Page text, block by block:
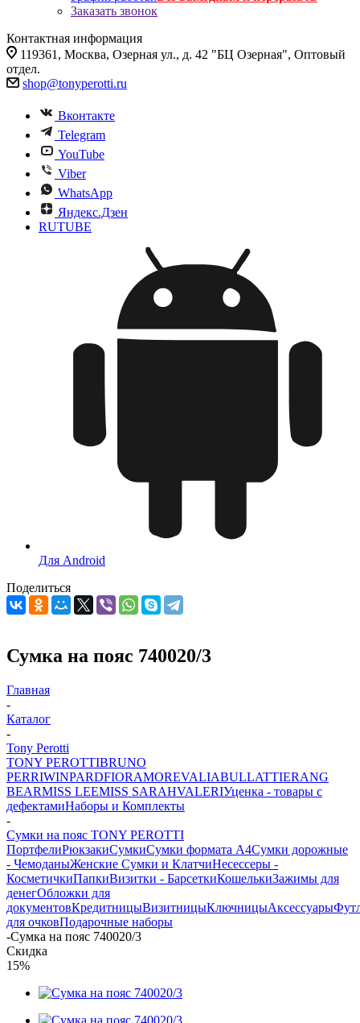
Заказать звонок
Контактная информация
119361, Москва, Озерная ул., д. 42 "БЦ Озерная", Оптовый
отдел.
shop@tonyperotti.ru
Вконтакте
Telegram
YouTube
Viber
WhatsApp
Яндекс.Дзен
RUTUBE
Для Android
Поделиться
Сумка на пояс 740020/3
Главная
-
Каталог
-
Tony Perotti
TONY PEROTTIBRUNO
PERRIWINPARDFIORAMOREVALIABULLATTIERANG
BEARMISS LEEMISS SARAHVALERIУценка - товары с
дефектамиНаборы и Комплекты
-
Сумки на пояс TONY PEROTTI
ПортфелиРюкзакиСумкиСумки формата А4Сумки дорожные
- ЧемоданыЖенские Сумки и КлатчиНесессеры -
КосметичкиПапкиВизитки - БарсеткиКошелькиЗажимы для
денегОбложки для
документовКредитницыВизитницыКлючницыАксессуары
для очковПодарочные наборы
-Сумка на пояс 740020/3
Скидка
15%